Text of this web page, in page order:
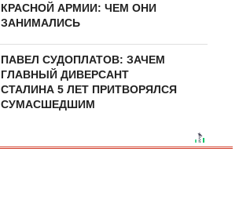
КРАСНОЙ АРМИИ: ЧЕМ ОНИ
ЗАНИМАЛИСЬ
ПАВЕЛ СУДОПЛАТОВ: ЗАЧЕМ
ГЛАВНЫЙ ДИВЕРСАНТ
СТАЛИНА 5 ЛЕТ ПРИТВОРЯЛСЯ
СУМАСШЕДШИМ